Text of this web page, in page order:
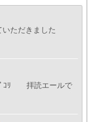
ただきました
ﾟｺﾘ 拝読エールで